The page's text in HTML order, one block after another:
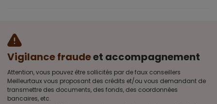
Vigilance fraudeet accompagnement
Attention, vous pouvez être sollicités par de faux conseillers
Meilleurtaux vous proposant des crédits et/ou vous demandant de
transmettre des documents, des fonds, des coordonnées
bancaires, etc.